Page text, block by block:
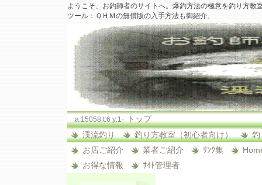
ようこそ、お釣師者のサイトへ。爆釣方法の極意を釣り方
ツール：ＱＨＭの無償版の入手方法も御紹介。
a:15058 t:6 y:1-
トップ
渓流釣り
釣り方教室（初心者向け）
釣
お店ご紹介
業者ご紹介 ﾘﾝｸ集
お得な情報
ｻｲﾄ管理者